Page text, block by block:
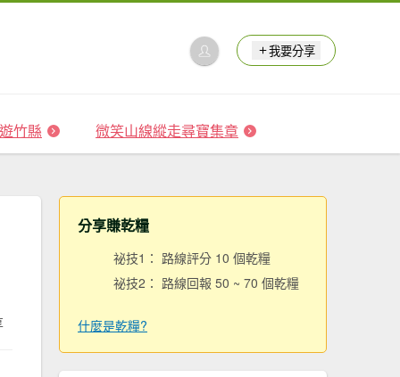
我要分享
竹縣 微笑山線縱走尋寶集章
分享賺乾糧
祕技1： 路線評分 10 個乾糧
祕技2： 路線回報 50 ~ 70 個乾糧
什麼是乾糧?